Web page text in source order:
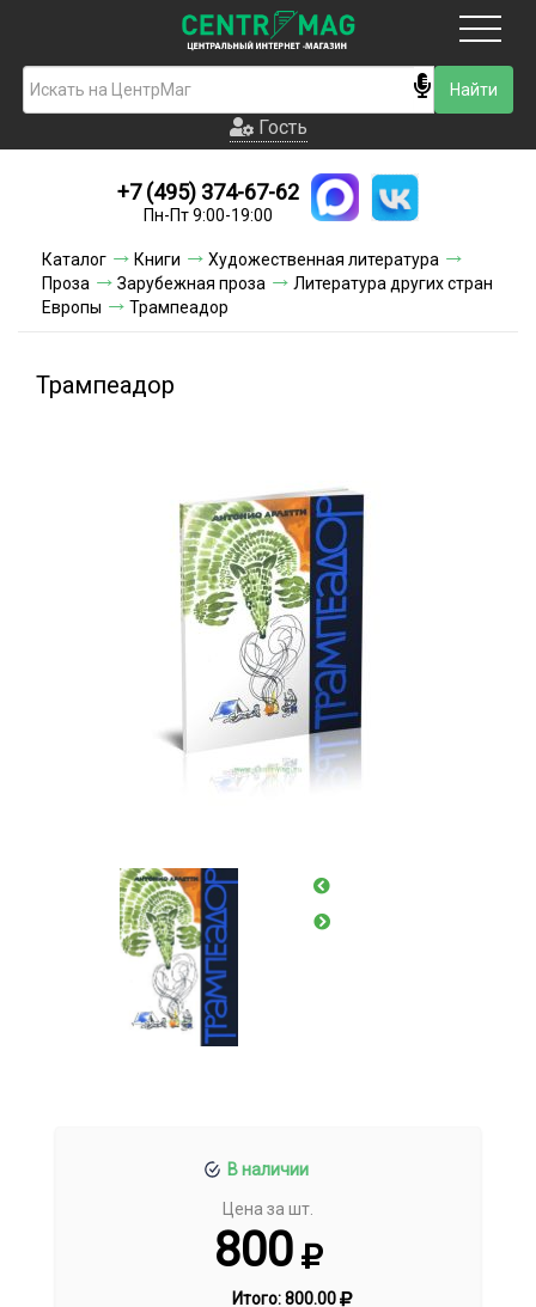
Гость
Новинки
Условия доставки
Условия оплаты
Гость
+7 (495) 374-67-62
Пн-Пт 9:00-19:00
Каталог Книги
Художественная литература
Проза
Зарубежная проза
Литература других стран
Европы
Трампеадор
Трампеадор
В наличии
Цена за шт.
800
Итого:800.00